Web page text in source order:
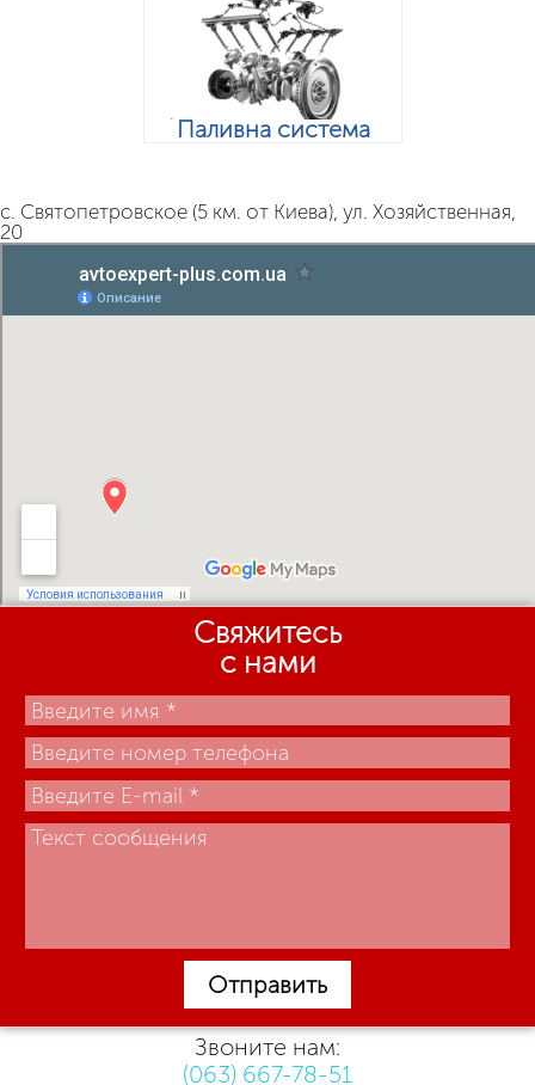
Паливна система
с. Святопетровское (5 км. от Киева), ул. Хозяйственная,
20
Свяжитесь
с нами
Отправить
Звоните нам:
(063) 667-78-51